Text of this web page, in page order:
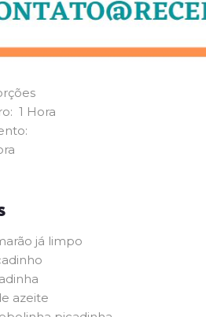
1 Hora
já limpo
azeite